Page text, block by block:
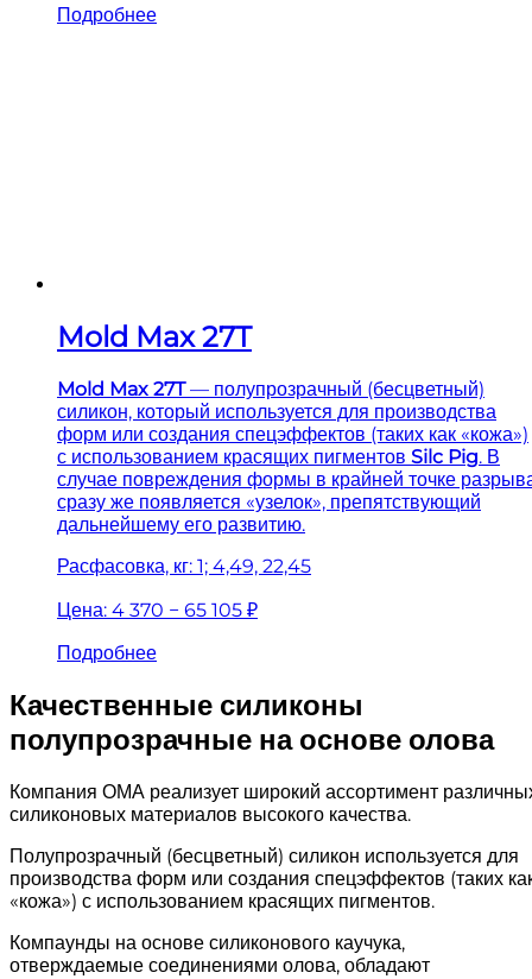
Подробнее
Mold Max 27T
Mold Max 27T— полупрозрачный (бесцветный)
силикон, который используется для производства
форм или создания спецэффектов (таких как «кожа»)
с использованием красящих пигментов Silc Pig. В
случае повреждения формы в крайней точке
сразу же появляется «узелок», препятствующий
дальнейшему его развитию.
Расфасовка, кг: 1; 4,49, 22,45
Цена: 4 370 − 65 105 ₽
Подробнее
Качественные силиконы
полупрозрачные на основе олова
Компания ОМА реализует широкий ассортимент
силиконовых материалов высокого качества.
Полупрозрачный (бесцветный) силикон используется для
производства форм или создания спецэффектов (таких
«кожа») с использованием красящих пигментов.
Компаунды на основе силиконового каучука,
отверждаемые соединениями олова, обладают